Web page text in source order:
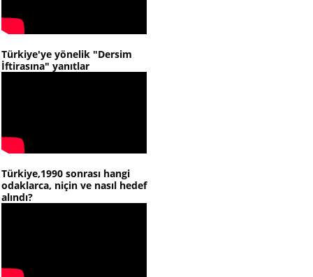
Türkiye'ye yönelik "Dersim
İftirasına" yanıtlar
Türkiye,1990 sonrası hangi
odaklarca, niçin ve nasıl hedef
alındı?